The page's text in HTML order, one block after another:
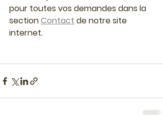
pour toutes vos demandes dans la
section Contact de notre site
internet.